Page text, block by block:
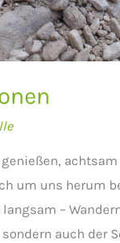
um uns herum
langsam –
auch der